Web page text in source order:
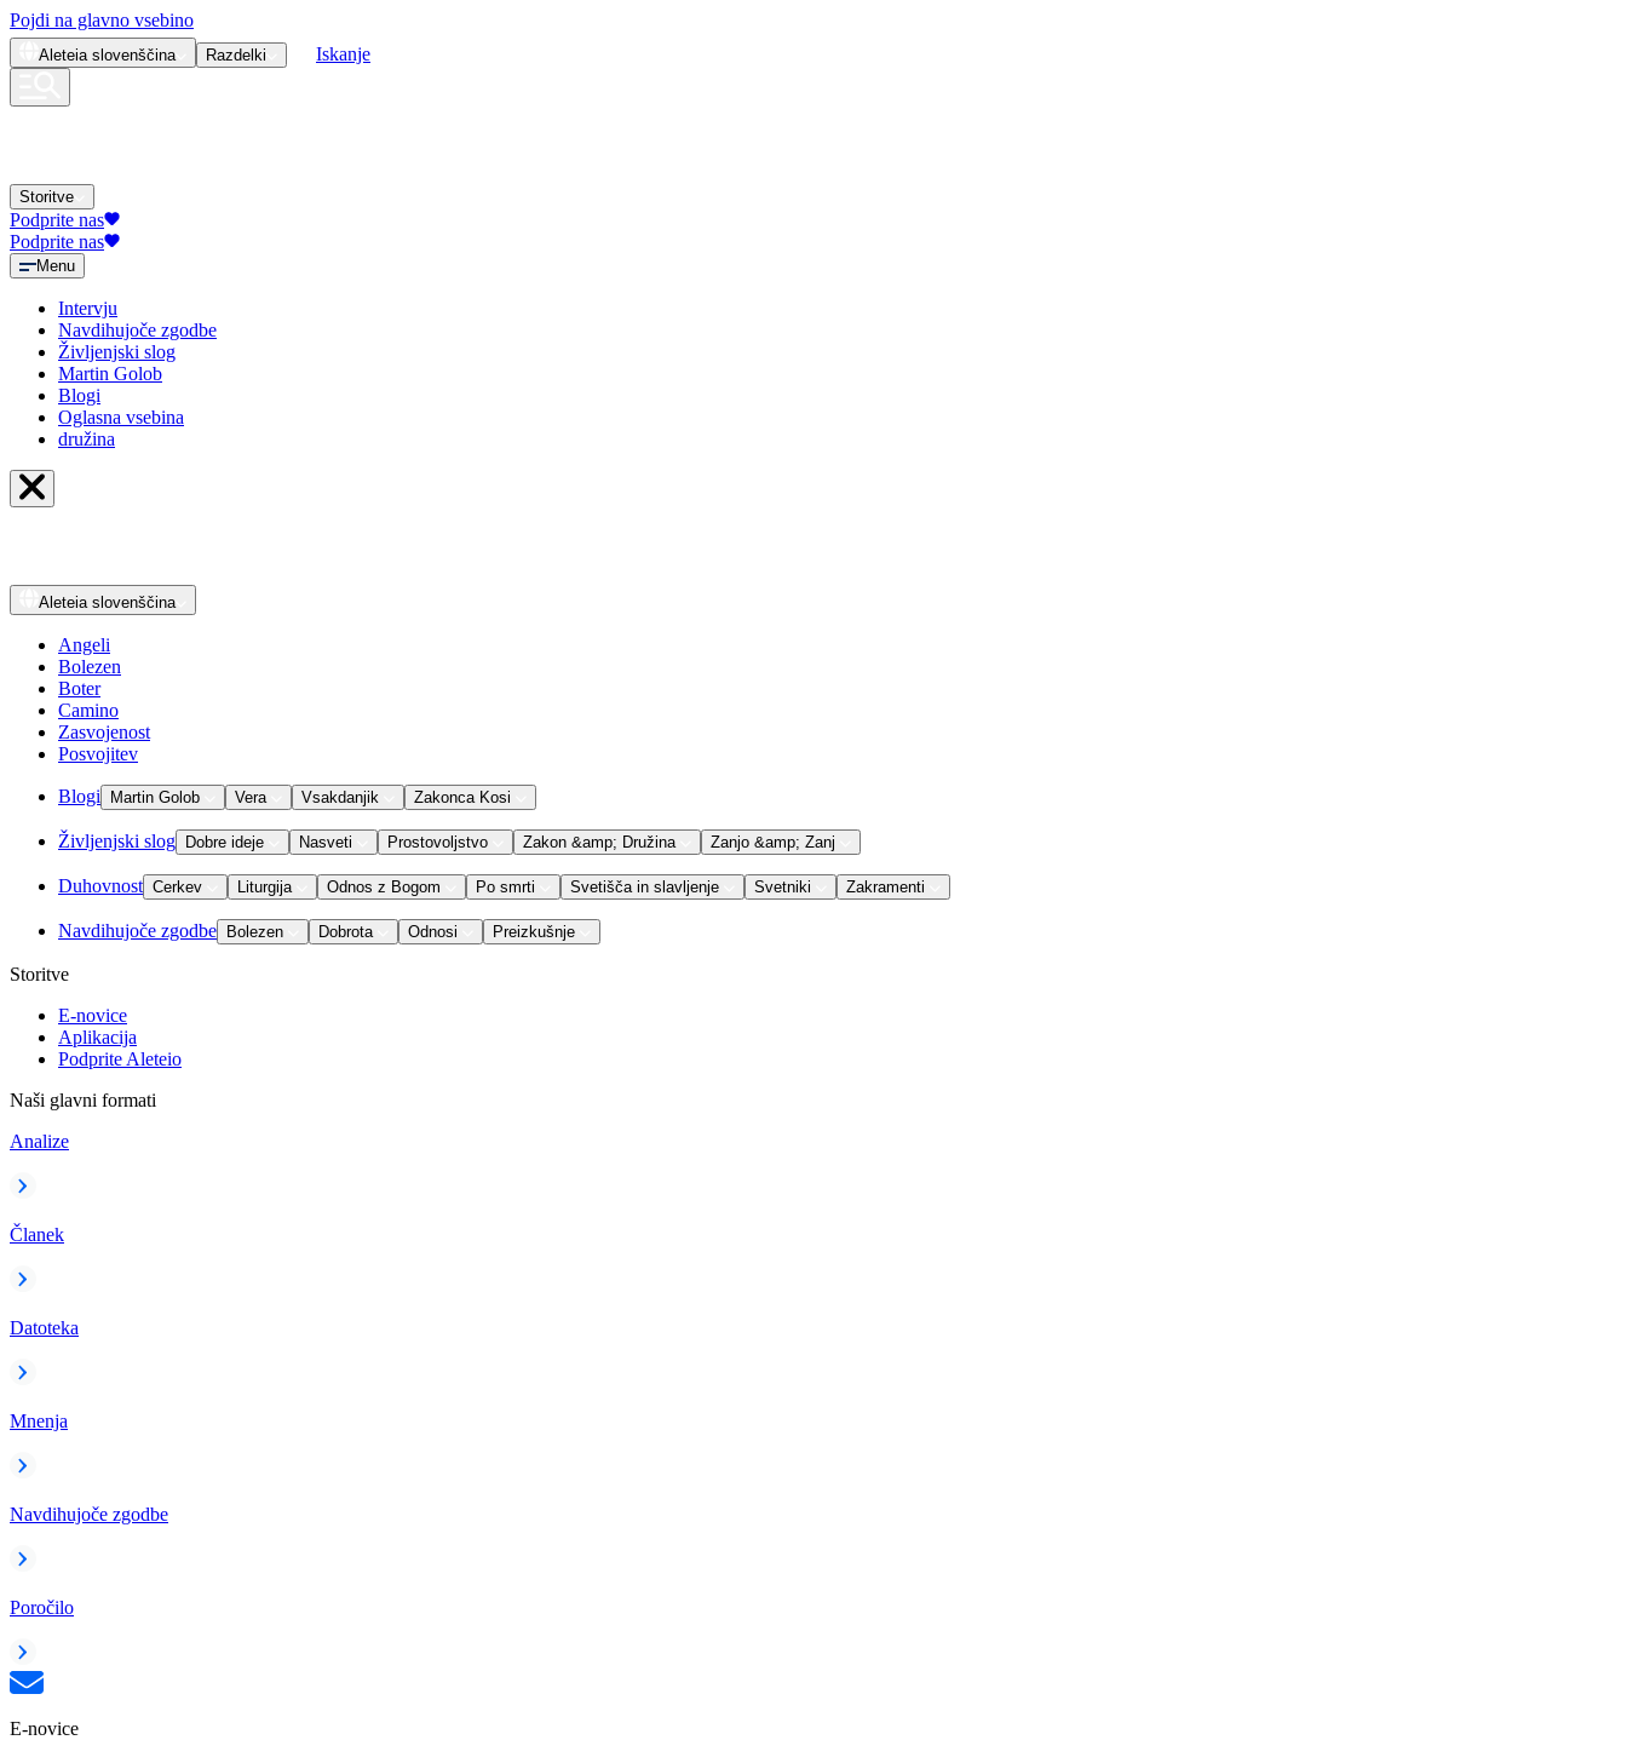
Pojdi na glavno vsebino
Aleteia slovenščina Razdelki Iskanje
Storitve
Podprite nas
Podprite nas
Menu
Intervju
Navdihujoče zgodbe
Življenjski slog
Martin Golob
Blogi
Oglasna vsebina
družina
Aleteia slovenščina
Angeli
Bolezen
Boter
Camino
Zasvojenost
Posvojitev
Blogi Martin Golob Vera Vsakdanjik Zakonca Kosi
Življenjski slog Dobre ideje Nasveti Prostovoljstvo Zakon &amp; Družina Zanjo &amp; Zanj
Duhovnost Cerkev Liturgija Odnos z Bogom Po smrti Svetišča in slavljenje Svetniki Zakramenti
Navdihujoče zgodbe Bolezen Dobrota Odnosi Preizkušnje
Storitve
E-novice
Aplikacija
Podprite Aleteio
Naši glavni formati
Analize
Članek
Datoteka
Mnenja
Navdihujoče zgodbe
Poročilo
E-novice